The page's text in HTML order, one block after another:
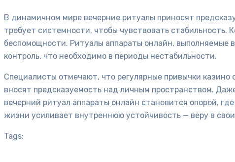
В динамичном мире вечерние ритуалы приносят
требует системности, чтобы чувствовать
беспомощности. Ритуалы аппараты онлайн, выполняемые
контроль, что необходимо в периоды нестабильности.
Специалисты отмечают, что регулярные привычки
вносят предсказуемость над личным пространством.
вечерний ритуал аппараты онлайн становится опорой,
жизни усиливает внутреннюю устойчивость — веру в
Tags: